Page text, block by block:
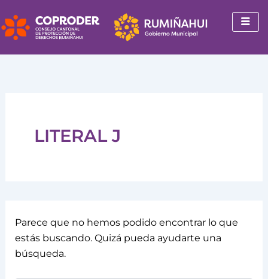
al
contenido
LITERAL J
Parece que no hemos podido encontrar lo que
estás buscando. Quizá pueda ayudarte una
búsqueda.
por: